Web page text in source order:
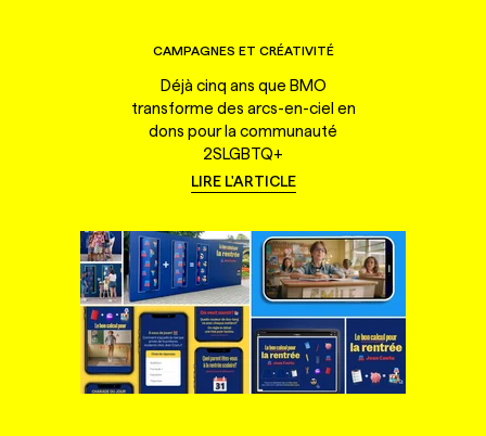
CAMPAGNES ET CRÉATIVITÉ
Déjà cinq ans que BMO
transforme des arcs-en-ciel en
dons pour la communauté
2SLGBTQ+
LIRE L'ARTICLE